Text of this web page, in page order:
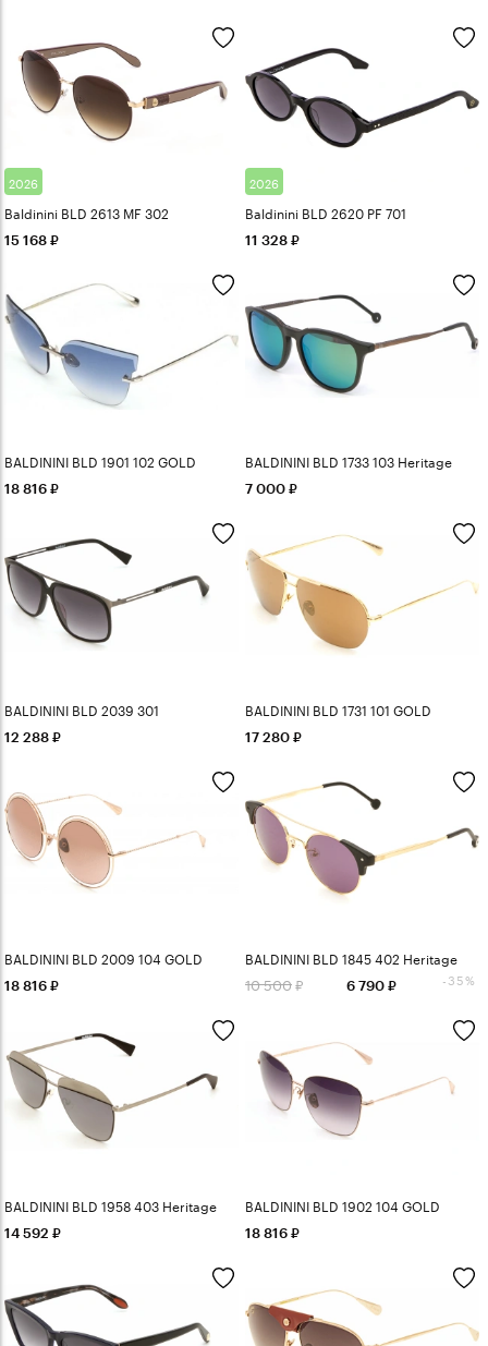
2026
Baldinini BLD 2613 MF 302
15 168
2026
Baldinini BLD 2620 PF 701
11 328
BALDININI BLD 1901 102 GOLD
18 816
BALDININI BLD 1733 103 Heritage
7 000
BALDININI BLD 2039 301
12 288
BALDININI BLD 1731 101 GOLD
17 280
BALDININI BLD 2009 104 GOLD
18 816
BALDININI BLD 1845 402 Heritage
10 500 6 790 -35%
BALDININI BLD 1958 403 Heritage
14 592
BALDININI BLD 1902 104 GOLD
18 816